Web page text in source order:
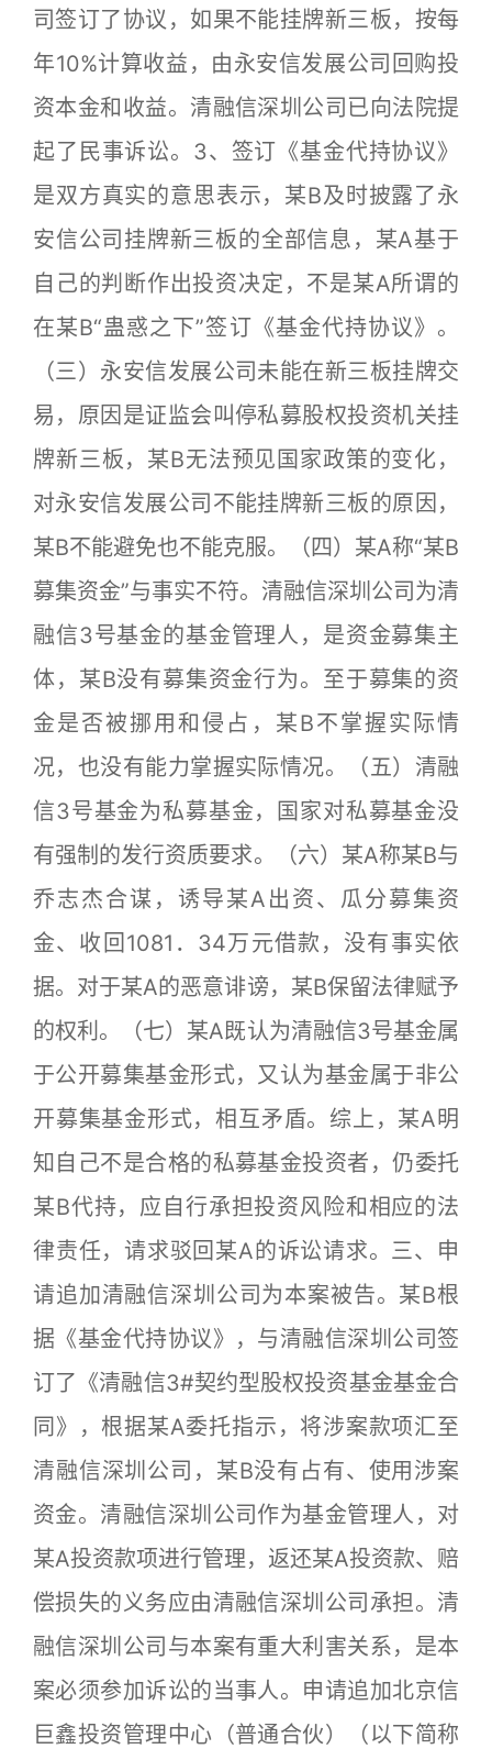
司签订了协议，如果不能挂牌新三板，按每
年10%计算收益，由永安信发展公司回购投
资本金和收益。清融信深圳公司已向法院提
起了民事诉讼。3、签订《基金代持协议》
是双方真实的意思表示，某B及时披露了永
安信公司挂牌新三板的全部信息，某A基于
自己的判断作出投资决定，不是某A所谓的
在某B“蛊惑之下”签订《基金代持协议》。
（三）永安信发展公司未能在新三板挂牌交
易，原因是证监会叫停私募股权投资机关挂
牌新三板，某B无法预见国家政策的变化，
对永安信发展公司不能挂牌新三板的原因，
某B不能避免也不能克服。（四）某A称“某B
募集资金”与事实不符。清融信深圳公司为清
融信3号基金的基金管理人，是资金募集主
体，某B没有募集资金行为。至于募集的资
金是否被挪用和侵占，某B不掌握实际情
况，也没有能力掌握实际情况。（五）清融
信3号基金为私募基金，国家对私募基金没
有强制的发行资质要求。（六）某A称某B与
乔志杰合谋，诱导某A出资、瓜分募集资
金、收回1081．34万元借款，没有事实依
据。对于某A的恶意诽谤，某B保留法律赋予
的权利。（七）某A既认为清融信3号基金属
于公开募集基金形式，又认为基金属于非公
开募集基金形式，相互矛盾。综上，某A明
知自己不是合格的私募基金投资者，仍委托
某B代持，应自行承担投资风险和相应的法
律责任，请求驳回某A的诉讼请求。三、申
请追加清融信深圳公司为本案被告。某B根
据《基金代持协议》，与清融信深圳公司签
订了《清融信3#契约型股权投资基金基金合
同》，根据某A委托指示，将涉案款项汇至
清融信深圳公司，某B没有占有、使用涉案
资金。清融信深圳公司作为基金管理人，对
某A投资款项进行管理，返还某A投资款、赔
偿损失的义务应由清融信深圳公司承担。清
融信深圳公司与本案有重大利害关系，是本
案必须参加诉讼的当事人。申请追加北京信
巨鑫投资管理中心（普通合伙）（以下简称